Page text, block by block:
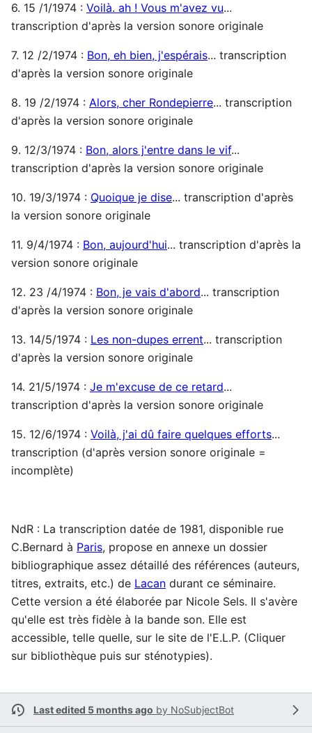
6. 15 /1/1974 : Voilà. ah ! Vous m'avez vu...
transcription d'après la version sonore originale
7. 12 /2/1974 : Bon, eh bien, j'espérais... transcription
d'après la version sonore originale
8. 19 /2/1974 : Alors, cher Rondepierre... transcription
d'après la version sonore originale
9. 12/3/1974 : Bon, alors j'entre dans le vif...
transcription d'après la version sonore originale
10. 19/3/1974 : Quoique je dise... transcription d'après
la version sonore originale
11. 9/4/1974 : Bon, aujourd'hui... transcription d'après la
version sonore originale
12. 23 /4/1974 : Bon, je vais d'abord... transcription
d'après la version sonore originale
13. 14/5/1974 : Les non-dupes errent... transcription
d'après la version sonore originale
14. 21/5/1974 : Je m'excuse de ce retard...
transcription d'après la version sonore originale
15. 12/6/1974 : Voilà, j'ai dû faire quelques efforts...
transcription (d'après version sonore originale =
incomplète)
NdR : La transcription datée de 1981, disponible rue
C.Bernard à Paris, propose en annexe un dossier
bibliographique assez détaillé des références (auteurs,
titres, extraits, etc.) de Lacan durant ce séminaire.
Cette version a été élaborée par Nicole Sels. Il s'avère
qu'elle est très fidèle à la bande son. Elle est
accessible, telle quelle, sur le site de l'E.L.P. (Cliquer
sur bibliothèque puis sur sténotypies).
Last edited 5 months ago by NoSubjectBot